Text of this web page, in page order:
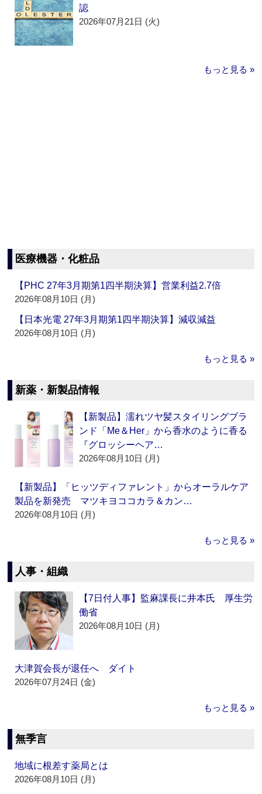
認
2026年07月21日 (火)
もっと見る »
医療機器・化粧品
【PHC 27年3月期第1四半期決算】営業利益2.7倍
2026年08月10日 (月)
【日本光電 27年3月期第1四半期決算】減収減益
2026年08月10日 (月)
もっと見る »
新薬・新製品情報
【新製品】濡れツヤ髪スタイリングブラ
ンド「Me＆Her」から香水のように香る
『グロッシーヘア…
2026年08月10日 (月)
【新製品】「ヒッツディファレント」からオーラルケア
製品を新発売 マツキヨココカラ＆カン…
2026年08月10日 (月)
もっと見る »
人事・組織
【7日付人事】監麻課長に井本氏 厚生労
働省
2026年08月10日 (月)
大津賀会長が退任へ ダイト
2026年07月24日 (金)
もっと見る »
無季言
地域に根差す薬局とは
2026年08月10日 (月)